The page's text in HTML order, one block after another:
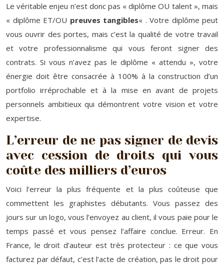
Le véritable enjeu n’est donc pas « diplôme OU talent », mais
« diplôme ET/OU preuves tangibles« . Votre diplôme peut
vous ouvrir des portes, mais c’est la qualité de votre travail
et votre professionnalisme qui vous feront signer des
contrats. Si vous n’avez pas le diplôme « attendu », votre
énergie doit être consacrée à 100% à la construction d’un
portfolio irréprochable et à la mise en avant de projets
personnels ambitieux qui démontrent votre vision et votre
expertise.
L’erreur de ne pas signer de devis
avec cession de droits qui vous
coûte des milliers d’euros
Voici l’erreur la plus fréquente et la plus coûteuse que
commettent les graphistes débutants. Vous passez des
jours sur un logo, vous l’envoyez au client, il vous paie pour le
temps passé et vous pensez l’affaire conclue. Erreur. En
France, le droit d’auteur est très protecteur : ce que vous
facturez par défaut, c’est l’acte de création, pas le droit pour